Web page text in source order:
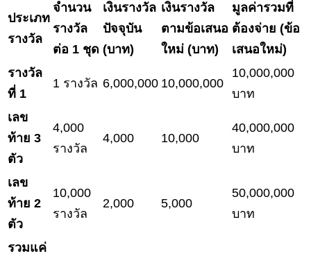
ประเภท
รางวัล
จำนวน
รางวัล
ต่อ 1 ชุด
เงินรางวัล
ปัจจุบัน
(บาท)
เงินรางวัล
ตามข้อเสนอ
ใหม่ (บาท)
มูลค่ารวมที่
ต้องจ่าย (ข้อ
เสนอใหม่)
รางวัล
ที่ 1
1 รางวัล 6,000,000 10,000,000
10,000,000
บาท
เลข
ท้าย 3
ตัว
4,000
รางวัล
4,000 10,000
40,000,000
บาท
เลข
ท้าย 2
ตัว
10,000
รางวัล
2,000 5,000
50,000,000
บาท
รวมแค่